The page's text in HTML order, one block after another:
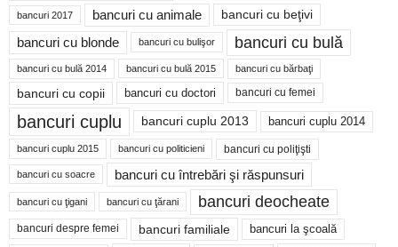
bancuri 2017 bancuri cu animale bancuri cu beţivi
bancuri cu blonde bancuri cu bulişor bancuri cu bulă
bancuri cu bulă 2014 bancuri cu bulă 2015 bancuri cu bărbaţi
bancuri cu copii bancuri cu doctori bancuri cu femei
bancuri cuplu bancuri cuplu 2013 bancuri cuplu 2014
bancuri cuplu 2015 bancuri cu politicieni bancuri cu poliţişti
bancuri cu soacre bancuri cu întrebări şi răspunsuri
bancuri cu ţigani bancuri cu ţărani bancuri deocheate
bancuri despre femei bancuri familiale bancuri la şcoală